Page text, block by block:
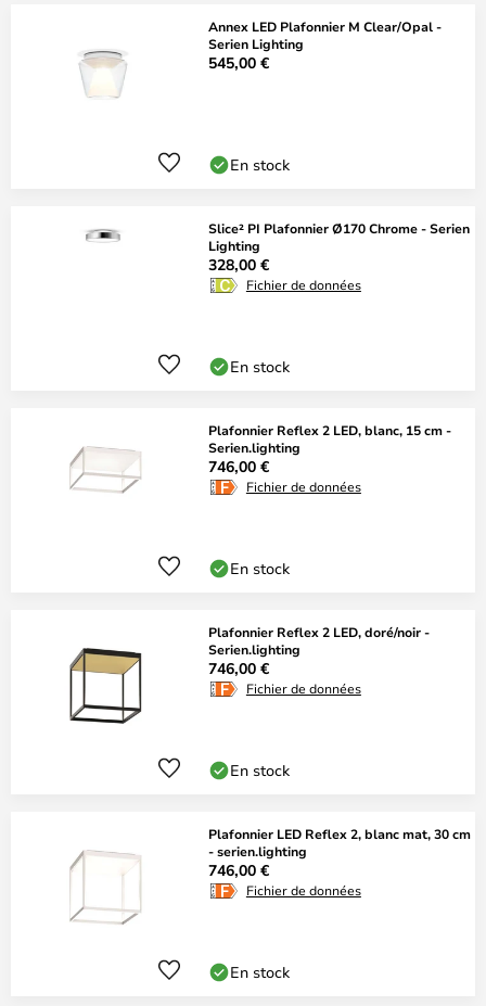
Annex LED Plafonnier M Clear/Opal -
Serien Lighting
545,00 €
En stock
Slice² PI Plafonnier Ø170 Chrome - Serien
Lighting
328,00 €
Fichier de données
En stock
Plafonnier Reflex 2 LED, blanc, 15 cm -
Serien.lighting
746,00 €
Fichier de données
En stock
Plafonnier Reflex 2 LED, doré/noir -
Serien.lighting
746,00 €
Fichier de données
En stock
Plafonnier LED Reflex 2, blanc mat, 30 cm
- serien.lighting
746,00 €
Fichier de données
En stock